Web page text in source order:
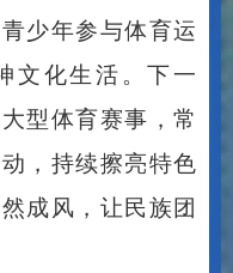
少年参与体育运
文化生活。下一
型体育赛事，常
，持续擦亮特色
成风，让民族团